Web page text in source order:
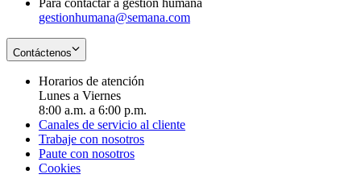
Para contactar a gestión humana
gestionhumana@semana.com
Contáctenos
Horarios de atención
Lunes a Viernes
8:00 a.m. a 6:00 p.m.
Canales de servicio al cliente
Trabaje con nosotros
Paute con nosotros
Cookies